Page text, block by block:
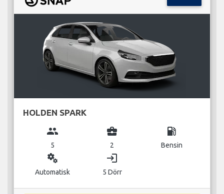
HOLDEN SPARK
group
5
business_center
2
local_gas_station
Bensin
miscellaneous_services
Automatisk
login
5 Dörr